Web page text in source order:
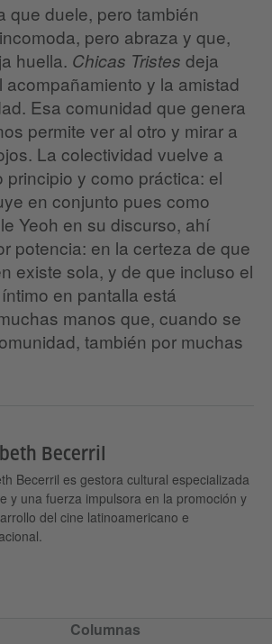
que duele, pero también
pero abraza y que,
huella. Chicas Tristes deja
acompañamiento y la amistad
Esa comunidad que genera
permite ver al otro y mirar a
La colectividad vuelve a
principio y como práctica: el
en conjunto pues como
Yeoh en su discurso, ahí
potencia: en la certeza de que
existe sola, y de que incluso el
en pantalla está
manos que, cuando se
también por muchas
Becerril
Becerril es gestora cultural especializada
y una fuerza impulsora en la promoción y
del cine latinoamericano e
Columnas